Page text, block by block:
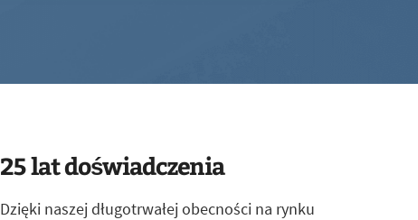
25 lat doświadczenia
Dzięki naszej długotrwałej obecności na rynku